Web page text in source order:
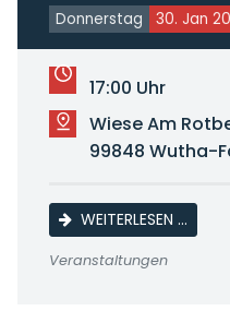
Donnerstag 30. Jan
17:00 Uhr
Wiese Am
99848 Wutha-
WEITERLESEN …
Veranstaltungen